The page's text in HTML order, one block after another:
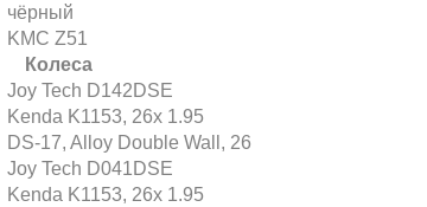
чёрный
KMC Z51
Колеса
Joy Tech D142DSE
Kenda K1153, 26x 1.95
DS-17, Alloy Double Wall, 26
Joy Tech D041DSE
Kenda K1153, 26x 1.95